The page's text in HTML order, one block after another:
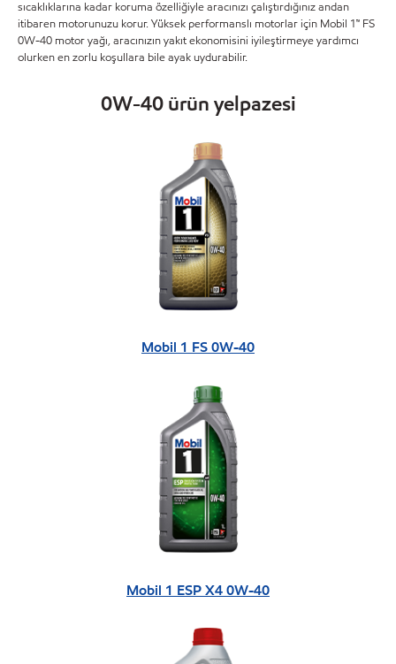
sıcaklıklarına kadar koruma özelliğiyle aracınızı çalıştırdığınız andan
itibaren motorunuzu korur. Yüksek performanslı motorlar için Mobil 1™ FS
0W-40 motor yağı, aracınızın yakıt ekonomisini iyileştirmeye yardımcı
olurken en zorlu koşullara bile ayak uydurabilir.
0W-40 ürün yelpazesi
Mobil 1 FS 0W-40
Mobil 1 ESP X4 0W-40